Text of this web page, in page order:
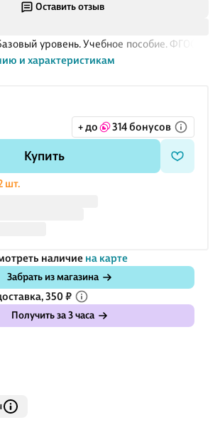
Оставить отзыв
уровень. Учебное пособие. ФГОС
и характеристикам
+ до 314 бонусов
Купить
шт.
наличие на карте
Забрать из магазина
350 ₽
Получить за 3 часа